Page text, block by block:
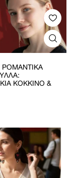
ΚΌΚΚΙΝΟ &